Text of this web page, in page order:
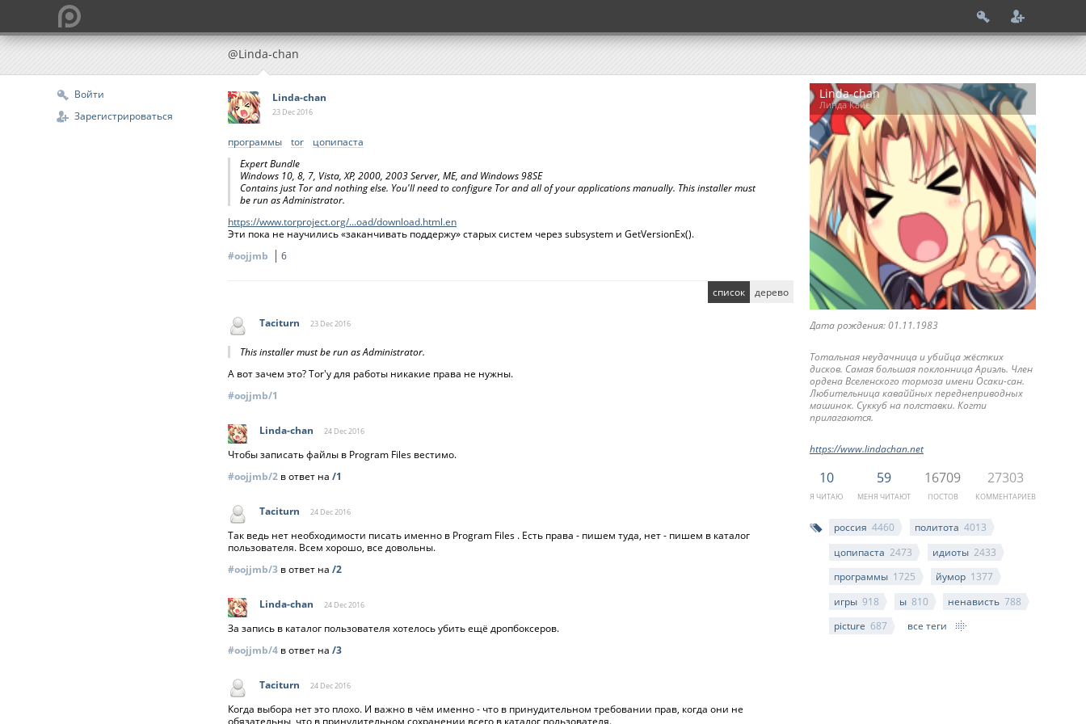
@Linda-chan
Войти
Зарегистрироваться
Linda-chan
Линда Кайе
Дата рождения: 01.11.1983
Тотальная неудачница и убийца жёстких
дисков. Самая большая поклонница Ариэль. Член
ордена Вселенского тормоза имени Осаки-сан.
Любительница каваййных переднеприводных
машинок. Суккуб на полставки. Когти
прилагаются.
https://www.lindachan.net
10
Я ЧИТАЮ
59
МЕНЯ ЧИТАЮТ
16709
ПОСТОВ
27303
КОММЕНТАРИЕВ
россия 4460 политота 4013
цопипаста 2473 идиоты 2433
программы 1725 йумор 1377
игры 918 ы 810 ненависть 788
picture 687 все теги
Linda-chan
23 Dec2016
программы tor
цопипаста
Expert Bundle
Windows 10, 8, 7, Vista, XP, 2000, 2003 Server, ME, and Windows 98SE
Contains just Tor and nothing else. You'll need to configure Tor and all of your applications manually. This installer must
be run as Administrator.
https://www.torproject.org/...oad/download.html.en
Эти пока не научились «заканчивать поддержу» старых систем через subsystem и GetVersionEx().
#oojjmb
6
список дерево
Taciturn 23 Dec2016
This installer must be run as Administrator.
А вот зачем это? Tor'у для работы никакие права не нужны.
#oojjmb/1
Linda-chan 24 Dec2016
Чтобы записать файлы в Program Files вестимо.
#oojjmb/2 в ответ на /1
Taciturn 24 Dec2016
Так ведь нет необходимости писать именно в Program Files . Есть права - пишем туда, нет - пишем в каталог
пользователя. Всем хорошо, все довольны.
#oojjmb/3 в ответ на /2
Linda-chan 24 Dec2016
За запись в каталог пользователя хотелось убить ещё дропбоксеров.
#oojjmb/4 в ответ на /3
Taciturn 24 Dec2016
Когда выбора нет это плохо. И важно в чём именно - что в принудительном требовании прав, когда они не
обязательны, что в принудительном сохранении всего в каталог пользователя.